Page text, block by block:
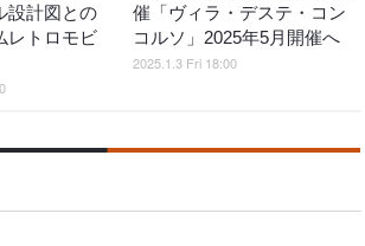
設計図との
トロモビ
催「ヴィラ・デステ・コン
コルソ」2025年5月開催へ
2025.1.3 Fri 18:00